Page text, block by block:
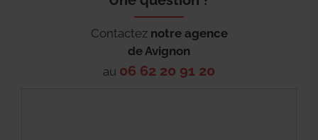
Contactez notre agence
deAvignon
au 06 62 20 91 20